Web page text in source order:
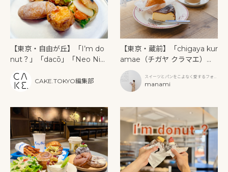
【東京・自由が丘】「I’m do
nut？」「dacō」「Neo Nic
6月18日同時オープン！限定メ
ニューも登場
CAKE.TOKYO編集部
【東京・蔵前】「chigaya kur
amae（チガヤ クラマエ）」
で味わう、心ほどけるスイー
ツとパンスイーツとパンをこよなく愛するフォト
グラファー
manami